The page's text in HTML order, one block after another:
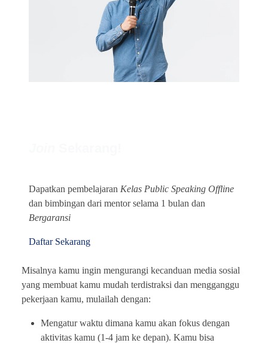
Dapatkan pembelajaran Kelas Public Speaking Offline
dan bimbingan dari mentor selama 1 bulan dan
Bergaransi
Daftar Sekarang
Misalnya kamu ingin mengurangi kecanduan media sosial
yang membuat kamu mudah terdistraksi dan mengganggu
pekerjaan kamu, mulailah dengan:
Mengatur waktu dimana kamu akan fokus dengan
aktivitas kamu (1-4 jam ke depan). Kamu bisa